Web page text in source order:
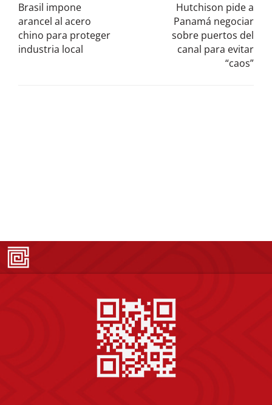
Brasil impone
arancel al acero
chino para proteger
industria local
Hutchison pide a
Panamá negociar
sobre puertos del
canal para evitar
“caos”